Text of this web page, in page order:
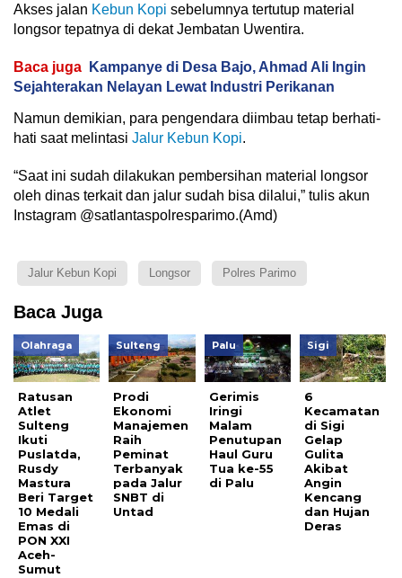
Akses jalan Kebun Kopi sebelumnya tertutup material
longsor tepatnya di dekat Jembatan Uwentira.
Baca juga
Kampanye di Desa Bajo, Ahmad Ali Ingin
Sejahterakan Nelayan Lewat Industri Perikanan
Namun demikian, para pengendara diimbau tetap berhati-
hati saat melintasi Jalur Kebun Kopi.
“Saat ini sudah dilakukan pembersihan material longsor
oleh dinas terkait dan jalur sudah bisa dilalui,” tulis akun
Instagram @satlantaspolresparimo.(Amd)
Jalur Kebun Kopi Longsor Polres Parimo
Baca Juga
Olahraga
Ratusan
Atlet
Sulteng
Ikuti
Puslatda,
Rusdy
Mastura
Beri Target
10 Medali
Emas di
PON XXI
Aceh-
Sumut
Sulteng
Prodi
Ekonomi
Manajemen
Raih
Peminat
Terbanyak
pada Jalur
SNBT di
Untad
Palu
Gerimis
Iringi
Malam
Penutupan
Haul Guru
Tua ke-55
di Palu
Sigi
6
Kecamatan
di Sigi
Gelap
Gulita
Akibat
Angin
Kencang
dan Hujan
Deras